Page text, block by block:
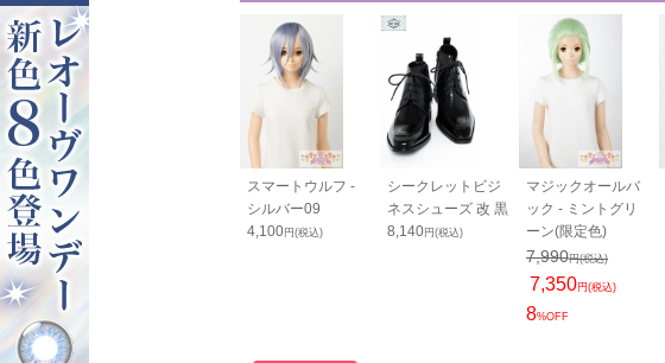
ボンド Ｇク
50ml（箱入
(税込)
スマートウルフ -
シルバー09
4,100円(税込)
シークレットビジ
ネスシューズ 改 黒
8,140円(税込)
マジックオールバ
ック - ミントグリ
ーン(限定色)
7,990円(税込)
7,350円(税込)
8%OFF